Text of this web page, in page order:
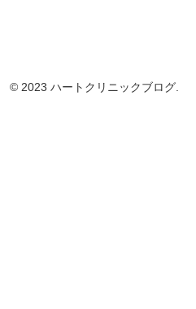
© 2023 ハートクリニックブログ.